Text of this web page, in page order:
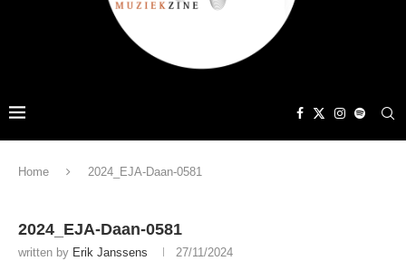
Home 2024_EJA-Daan-0581
2024_EJA-Daan-0581
written by Erik Janssens 27/11/2024